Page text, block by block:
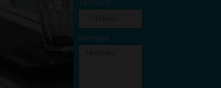
Mensaje